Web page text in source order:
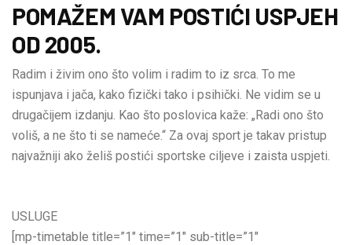
POMAŽEM VAM POSTIĆI USPJEH
OD 2005.
Radim i živim ono što volim i radim to iz srca. To me
ispunjava i jača, kako fizički tako i psihički. Ne vidim se u
drugačijem izdanju. Kao što poslovica kaže: „Radi ono što
voliš, a ne što ti se nameće.“ Za ovaj sport je takav pristup
najvažniji ako želiš postići sportske ciljeve i zaista uspjeti.
USLUGE
[mp-timetable title=”1″ time=”1″ sub-title=”1″